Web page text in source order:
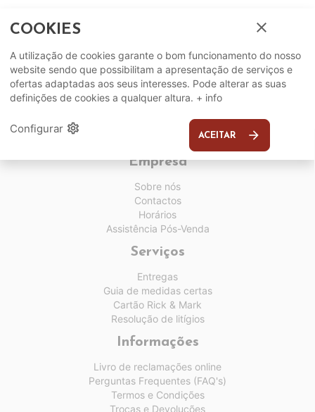
Empresa
Sobre nós
Contactos
Horários
Assistência Pós-Venda
Serviços
Entregas
Guia de medidas certas
Cartão Rick & Mark
Resolução de litígios
Informações
Livro de reclamações online
Perguntas Frequentes (FAQ's)
Termos e Condições
Trocas e Devoluções
COOKIES close
A utilização de cookies garante o bom funcionamento do nosso
website sendo que possibilitam a apresentação de serviços e
ofertas adaptadas aos seus interesses. Pode alterar as suas
definições de cookies a qualquer altura. + info
Configurar settings ACEITAR arrow_forward